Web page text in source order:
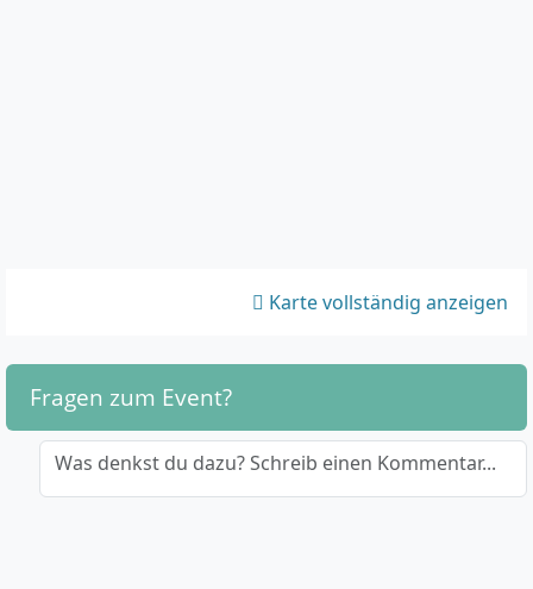
Karte vollständig anzeigen
Fragen zum Event?
Was denkst du dazu? Schreib einen Kommentar...